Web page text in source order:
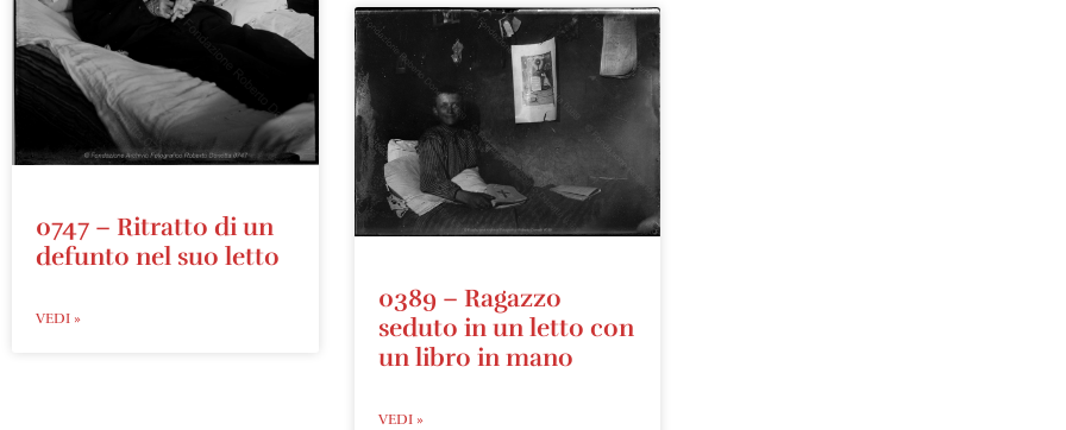
0747 – Ritratto di un
defunto nel suo letto
VEDI »
0389 – Ragazzo
seduto in un letto con
un libro in mano
VEDI »